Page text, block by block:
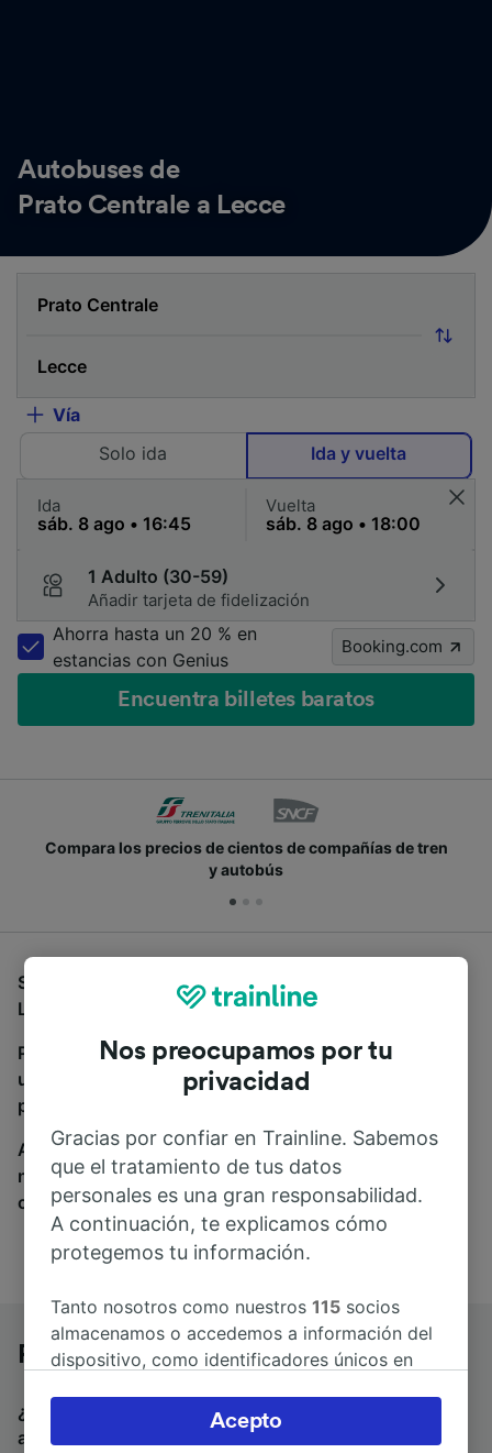
Autobuses de
Prato Centrale a Lecce
Vía
Solo ida
Ida y vuelta
Ida Vuelta
1 Adulto (30-59)
Añadir tarjeta de fidelización
Ahorra hasta un 20 % en
estancias con Genius
Booking.com
Encuentra billetes baratos
Compara los precios de cientos de compañías de tren
y autobús
Si estás buscando autobuses de Prato Centrale a
Lecce, estás en el sitio adecuado.
Para encontrar billetes de autobús, simplemente haz
una búsqueda y nosotros compararemos horarios y
precios tanto de tren como de autobús.
A donde quiera que vayas, tu viaje empieza con
nosotros. Encuentra billetes de más de 170
compañías de tren y autobús.
Prato Centrale a Lecce en autobús
¿Estás buscando un billete de vuelta para volver en
autobús? Visita
autobuses de Lecce a Prato Centrale
Nos preocupamos por tu
privacidad
Gracias por confiar en Trainline. Sabemos
que el tratamiento de tus datos
personales es una gran responsabilidad.
A continuación, te explicamos cómo
protegemos tu información.
Tanto nosotros como nuestros115 socios
almacenamos o accedemos a información del
dispositivo, como identificadores únicos en
Puedes aceptar o administrar tus preferencias
haciendo clic abajo, incluido el derecho de
Acepto